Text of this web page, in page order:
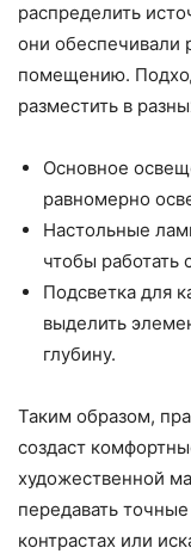
распределить
они обеспечивали
помещению.
разместить в
Основное
равномерно
Настольные
чтобы работать
Подсветка для
выделить
глубину.
Таким образом,
создаст
художественной
передавать
контрастах или